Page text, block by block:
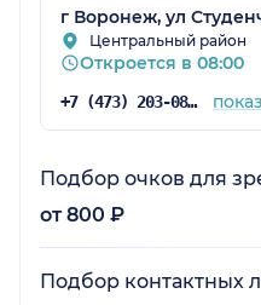
г Воронеж, ул
Центральный район
Откроется в 08:00
+7 (473) 203-08-42
Подбор очков для
от 800 ₽
Подбор контактных